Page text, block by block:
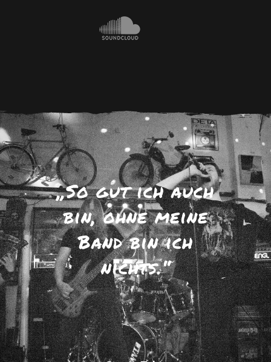
„So gut ich auch
bin, ohne meine
Band bin ich
nichts.“